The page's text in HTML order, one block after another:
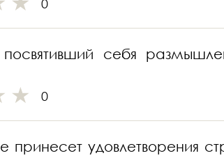
0
себя
0
принесет удовлетворения